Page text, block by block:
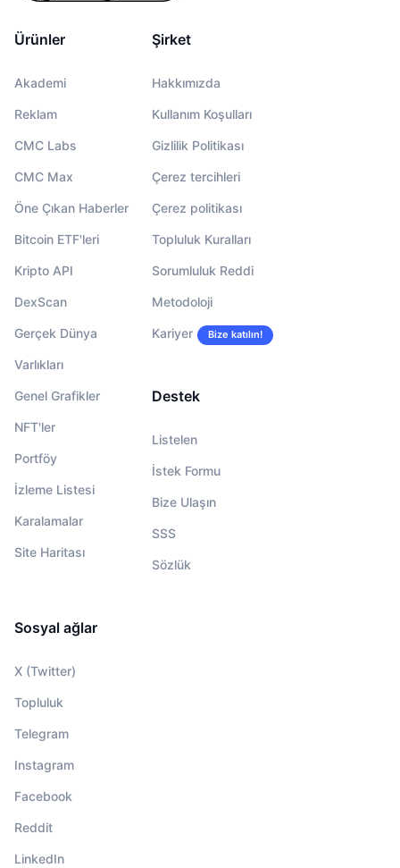
Ürünler
Akademi
Reklam
CMC Labs
CMC Max
Öne Çıkan Haberler
Bitcoin ETF'leri
Kripto API
DexScan
Gerçek Dünya
Varlıkları
Genel Grafikler
NFT'ler
Portföy
İzleme Listesi
Karalamalar
Site Haritası
Şirket
Hakkımızda
Kullanım Koşulları
Gizlilik Politikası
Çerez tercihleri
Çerez politikası
Topluluk Kuralları
Sorumluluk Reddi
Metodoloji
Kariyer Bize katılın!
Destek
Listelen
İstek Formu
Bize Ulaşın
SSS
Sözlük
Sosyal ağlar
X (Twitter)
Topluluk
Telegram
Instagram
Facebook
Reddit
LinkedIn